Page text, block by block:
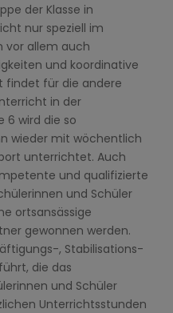
der Klasse in
nur speziell im
vor allem auch
und koordinative
findet für die andere
in der
6 wird die so
wieder mit wöchentlich
unterrichtet. Auch
und qualifizierte
und Schüler
ortsansässige
gewonnen werden.
, Stabilisations-
die das
und Schüler
Unterrichtsstunden